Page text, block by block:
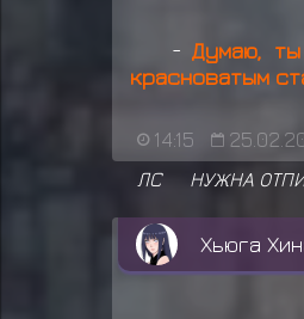
- Думаю,
красноватым
14:15
ЛС НУЖНА
Хьюга